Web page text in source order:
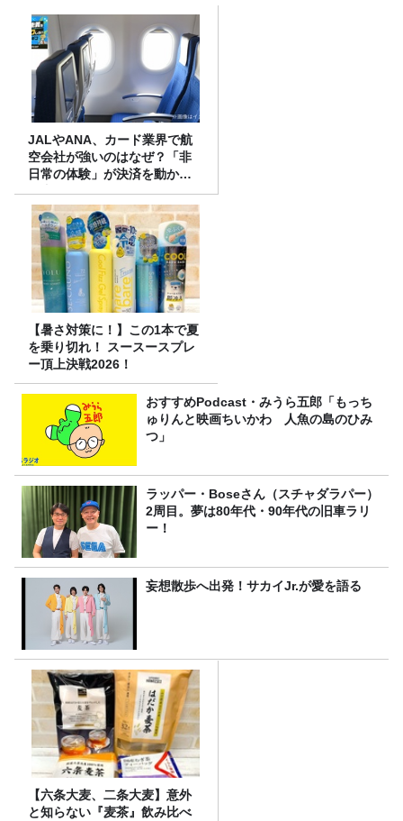
JALやANA、カード業界で航
空会社が強いのはなぜ？「非
日常の体験」が決済を動かす
理由
【暑さ対策に！】この1本で夏
を乗り切れ！ スースースプレ
ー頂上決戦2026！
おすすめPodcast・みうら五郎「もっち
ゅりんと映画ちいかわ 人魚の島のひみ
つ」
ラッパー・Boseさん（スチャダラパー）
2周目。夢は80年代・90年代の旧車ラリ
ー！
妄想散歩へ出発！サカイJr.が愛を語る
【六条大麦、二条大麦】意外
と知らない『麦茶』飲み比べ